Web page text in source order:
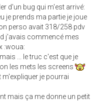
d'un bug qui m'est arrivé:
je prends ma partie je joue
perso avait 318/258 pdv
j'avais commencé mes
:woua:
... le truc c'est que je
les mets les screens
je pourrai
mais ça me donne un petit